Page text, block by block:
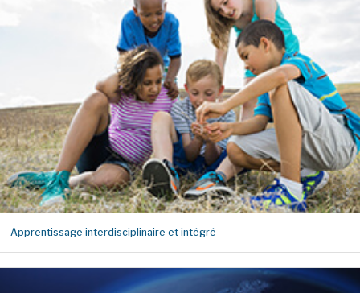
Apprentissage interdisciplinaire et intégré